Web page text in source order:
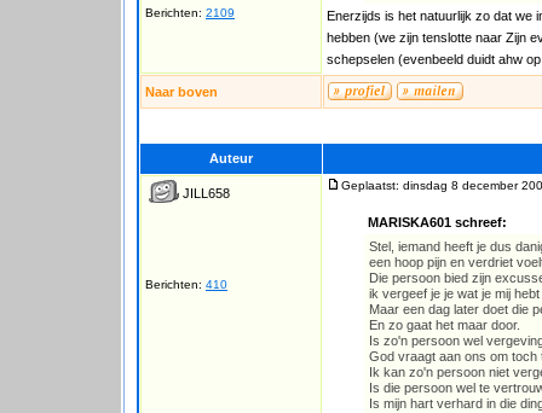
Berichten: 2109
Enerzijds is het natuurlijk zo dat we
hebben (we zijn tenslotte naar Zijn
schepselen (evenbeeld duidt ahw
Naar boven
Auteur
JILL658
Berichten: 410
Geplaatst: dinsdag 8 december
MARISKA601 schreef:
Stel, iemand heeft je dus
een hoop pijn en verdriet
Die persoon bied zijn
ik vergeef je je wat je mij
Maar een dag later doet die
En zo gaat het maar door.
Is zo'n persoon wel
God vraagt aan ons om toch
Ik kan zo'n persoon niet
Is die persoon wel te
Is mijn hart verhard in die